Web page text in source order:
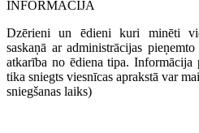
INFORMACĪJA
Dzērieni un ēdieni kuri minēti
saskaņā ar administrācijas
atkarība no ēdiena tipa. Informācija
tika sniegts viesnīcas aprakstā var
sniegšanas laiks)